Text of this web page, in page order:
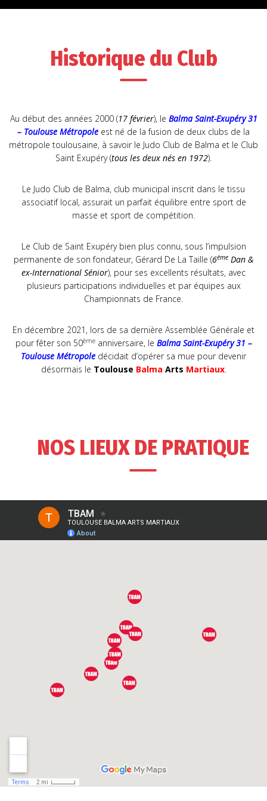
Historique du Club
Au début des années 2000 (17 février), le Balma Saint-Exupéry 31
– Toulouse Métropole est né de la fusion de deux clubs de la
métropole toulousaine, à savoir le Judo Club de Balma et le Club
Saint Exupéry (tous les deux nés en 1972).
Le Judo Club de Balma, club municipal inscrit dans le tissu
associatif local, assurait un parfait équilibre entre sport de
masse et sport de compétition.
Le Club de Saint Exupéry bien plus connu, sous l’impulsion
permanente de son fondateur, Gérard De La Taille (6ème Dan &
ex-International Sénior), pour ses excellents résultats, avec
plusieurs participations individuelles et par équipes aux
Championnats de France.
En décembre 2021, lors de sa dernière Assemblée Générale et
pour fêter son 50èmeanniversaire, le Balma Saint-Exupéry 31 –
Toulouse Métropole décidait d’opérer sa mue pour devenir
désormais le Toulouse Balma Arts Martiaux.
NOS LIEUX DE PRATIQUE